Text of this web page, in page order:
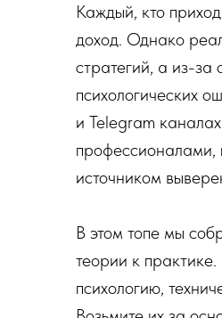
Каждый, кто
доход. Однако
стратегий, а из-за
психологических
и Telegram
источником
В этом топе мы
теории к
психологию,